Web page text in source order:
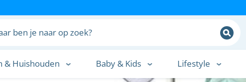
& Huishouden Baby & Kids Lifestyle